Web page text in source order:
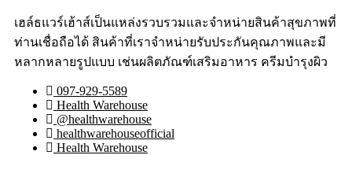
เฮล์ธแวร์เฮ้าส์เป็นแหล่งรวบรวมและจำหน่ายสินค้าสุขภาพที่
ท่านเชื่อถือได้ สินค้าที่เราจำหน่ายรับประกันคุณภาพและมี
หลากหลายรูปแบบ เช่นผลิตภัณฑ์เสริมอาหาร ครีมบำรุงผิว
097-929-5589
Health Warehouse
@healthwarehouse
healthwarehouseofficial
Health Warehouse